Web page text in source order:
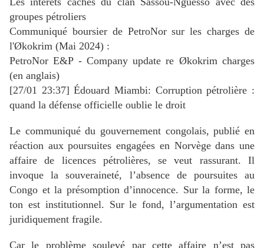
groupes pétroliers
Communiqué boursier de PetroNor sur les charges de
l'Økokrim (Mai 2024) :
PetroNor E&P - Company update re Økokrim charges
(en anglais)
[27/01 23:37] Édouard Miambi: Corruption pétrolière :
quand la défense officielle oublie le droit
Le communiqué du gouvernement congolais, publié en
réaction aux poursuites engagées en Norvège dans une
affaire de licences pétrolières, se veut rassurant. Il
invoque la souveraineté, l’absence de poursuites au
Congo et la présomption d’innocence. Sur la forme, le
ton est institutionnel. Sur le fond, l’argumentation est
juridiquement fragile.
Car le problème soulevé par cette affaire n’est pas